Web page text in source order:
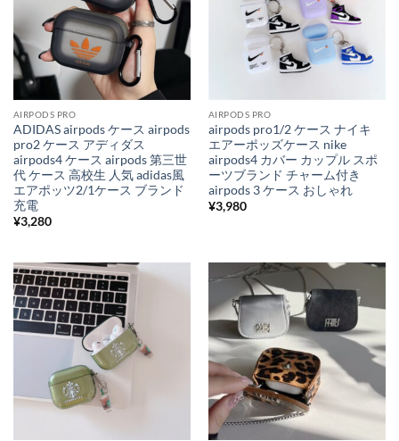
AIRPODS PRO
ADIDAS airpods ケース airpods
pro2 ケース アディダス
airpods4 ケース airpods 第三世
代 ケース 高校生 人気 adidas風
エアポッツ2/1ケース ブランド
充電
¥3,280
AIRPODS PRO
airpods pro1/2 ケース ナイキ
エアーポッズケース nike
airpods4 カバー カップル スポ
ーツブランド チャーム付き
airpods 3 ケース おしゃれ
¥3,980